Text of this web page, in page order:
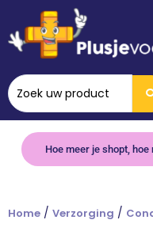
Hoe meer je shopt,
Home / Verzorging /